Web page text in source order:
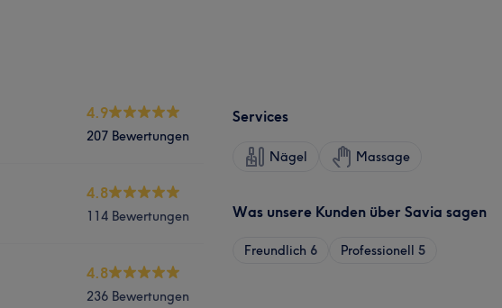
4.9
207 Bewertungen
4.8
114 Bewertungen
4.8
236 Bewertungen
Services
Nägel Massage
Was unsere Kunden über Savia sagen
Freundlich 6 Professionell 5